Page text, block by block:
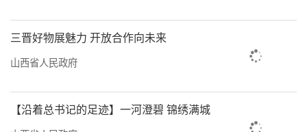
来山西赏古建、品美食。当日，旅游平台和机
构上线了“跟着悟空游山西”团队专线。同时
联合各大酒店、景区推出住宿、门票优惠以及
文创好礼相送等，吸引更多海内外游客走进山
西。
三晋好物展魅力 开放合作向未来
山西省人民政府
【沿着总书记的足迹】一河澄碧 锦绣满城